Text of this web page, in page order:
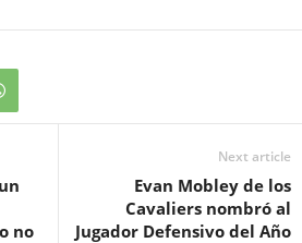
no
Next article
Evan Mobley de los
Cavaliers nombró al
Jugador Defensivo del Año